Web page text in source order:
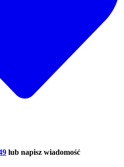
lub napisz wiadomość